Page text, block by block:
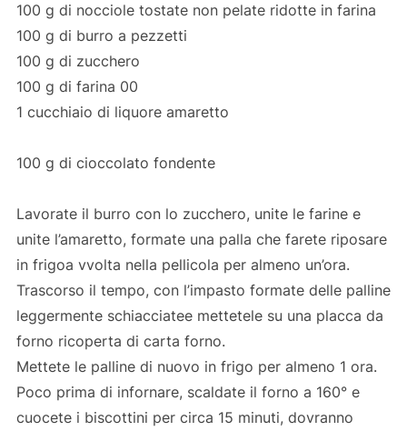
100 g di nocciole tostate non pelate ridotte in farina
100 g di burro a pezzetti
100 g di zucchero
100 g di farina 00
1 cucchiaio di liquore amaretto
100 g di cioccolato fondente
Lavorate il burro con lo zucchero, unite le farine e
unite l’amaretto, formate una palla che farete riposare
in frigoa vvolta nella pellicola per almeno un’ora.
Trascorso il tempo, con l’impasto formate delle palline
leggermente schiacciatee mettetele su una placca da
forno ricoperta di carta forno.
Mettete le palline di nuovo in frigo per almeno 1 ora.
Poco prima di infornare, scaldate il forno a 160° e
cuocete i biscottini per circa 15 minuti, dovranno